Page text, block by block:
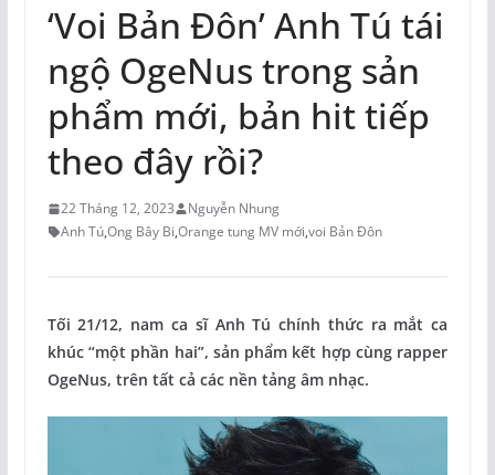
‘Voi Bản Đôn’ Anh Tú tái
ngộ OgeNus trong sản
phẩm mới, bản hit tiếp
theo đây rồi?
22 Tháng 12, 2023
Nguyễn Nhung
Anh Tú,Ong Bây Bi,Orange tung MV mới,voi Bản Đôn
Tối 21/12, nam ca sĩ Anh Tú chính thức ra mắt ca
khúc “một phần hai”, sản phẩm kết hợp cùng rapper
OgeNus, trên tất cả các nền tảng âm nhạc.